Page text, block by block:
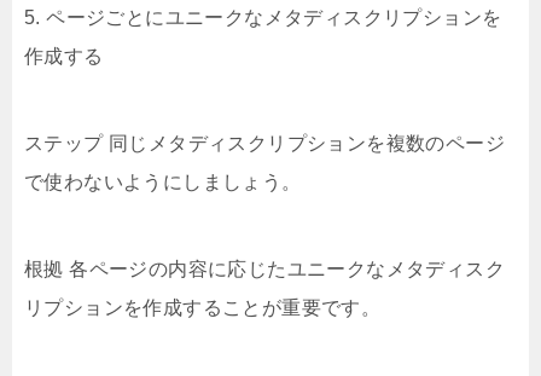
5. ページごとにユニークなメタディスクリプションを
作成する
ステップ 同じメタディスクリプションを複数のページ
で使わないようにしましょう。
根拠 各ページの内容に応じたユニークなメタディスク
リプションを作成することが重要です。